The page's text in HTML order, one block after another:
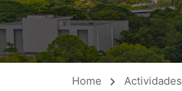
Home Actividades